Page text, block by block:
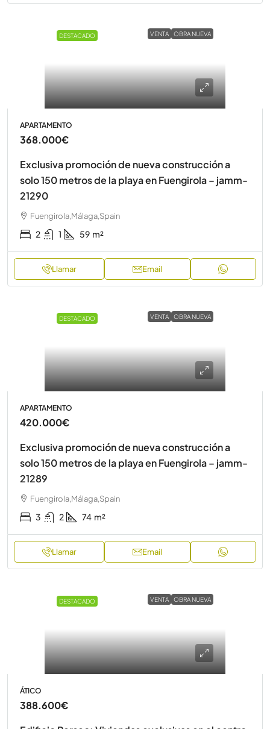
DESTACADO VENTA OBRA NUEVA
APARTAMENTO
368.000€
Exclusiva promoción de nueva construcción a
solo 150 metros de la playa en Fuengirola – jamm-
21290
Fuengirola,Málaga,Spain
2 1 59 m²
Llamar Email
DESTACADO VENTA OBRA NUEVA
APARTAMENTO
420.000€
Exclusiva promoción de nueva construcción a
solo 150 metros de la playa en Fuengirola – jamm-
21289
Fuengirola,Málaga,Spain
3 2 74 m²
Llamar Email
DESTACADO VENTA OBRA NUEVA
ÁTICO
388.600€